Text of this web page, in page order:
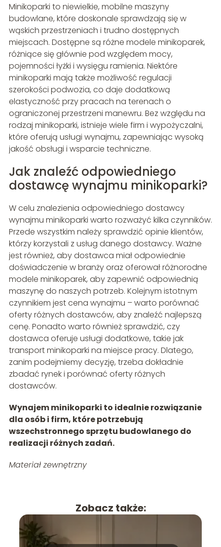
Minikoparki to niewielkie, mobilne maszyny
budowlane, które doskonale sprawdzają się w
wąskich przestrzeniach i trudno dostępnych
miejscach. Dostępne są różne modele minikoparek,
różniące się głównie pod względem mocy,
pojemności łyżki i wysięgu ramienia. Niektóre
minikoparki mają także możliwość regulacji
szerokości podwozia, co daje dodatkową
elastyczność przy pracach na terenach o
ograniczonej przestrzeni manewru. Bez względu na
rodzaj minikoparki, istnieje wiele firm i wypożyczalni,
które oferują usługi wynajmu, zapewniając wysoką
jakość obsługi i wsparcie techniczne.
Jak znaleźć odpowiedniego
dostawcę wynajmu minikoparki?
W celu znalezienia odpowiedniego dostawcy
wynajmu minikoparki warto rozważyć kilka czynników.
Przede wszystkim należy sprawdzić opinie klientów,
którzy korzystali z usług danego dostawcy. Ważne
jest również, aby dostawca miał odpowiednie
doświadczenie w branży oraz oferował różnorodne
modele minikoparek, aby zapewnić odpowiednią
maszynę do naszych potrzeb. Kolejnym istotnym
czynnikiem jest cena wynajmu – warto porównać
oferty różnych dostawców, aby znaleźć najlepszą
cenę. Ponadto warto również sprawdzić, czy
dostawca oferuje usługi dodatkowe, takie jak
transport minikoparki na miejsce pracy. Dlatego,
zanim podejmiemy decyzję, trzeba dokładnie
zbadać rynek i porównać oferty różnych
dostawców.
Wynajem minikoparki to idealnie rozwiązanie
dla osób i firm, które potrzebują
wszechstronnego sprzętu budowlanego do
realizacji różnych zadań.
Materiał zewnętrzny
Zobacz także: